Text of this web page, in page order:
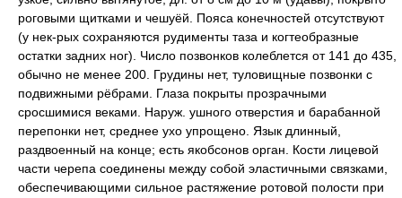
роговыми щитками и чешуёй. Пояса конечностей отсутствуют
(у нек-рых сохраняются рудименты таза и когтеобразные
остатки задних ног). Число позвонков колеблется от 141 до 435,
обычно не менее 200. Грудины нет, туловищные позвонки с
подвижными рёбрами. Глаза покрыты прозрачными
сросшимися веками. Наруж. ушного отверстия и барабанной
перепонки нет, среднее ухо упрощено. Язык длинный,
раздвоенный на конце; есть якобсонов орган. Кости лицевой
части черепа соединены между собой эластичными связками,
обеспечивающими сильное растяжение ротовой полости при